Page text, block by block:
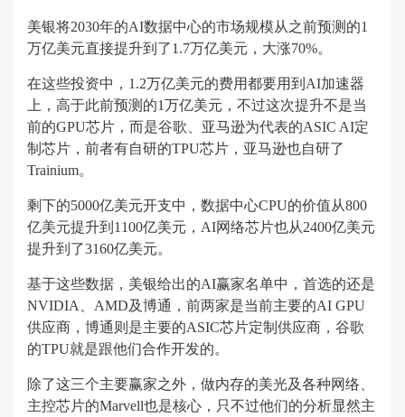
美银将2030年的AI数据中心的市场规模从之前预测的1
万亿美元直接提升到了1.7万亿美元，大涨70%。
在这些投资中，1.2万亿美元的费用都要用到AI加速器
上，高于此前预测的1万亿美元，不过这次提升不是当
前的GPU芯片，而是谷歌、亚马逊为代表的ASIC AI定
制芯片，前者有自研的TPU芯片，亚马逊也自研了
Trainium。
剩下的5000亿美元开支中，数据中心CPU的价值从800
亿美元提升到1100亿美元，AI网络芯片也从2400亿美元
提升到了3160亿美元。
基于这些数据，美银给出的AI赢家名单中，首选的还是
NVIDIA、AMD及博通，前两家是当前主要的AI GPU
供应商，博通则是主要的ASIC芯片定制供应商，谷歌
的TPU就是跟他们合作开发的。
除了这三个主要赢家之外，做内存的美光及各种网络、
主控芯片的Marvell也是核心，只不过他们的分析显然主